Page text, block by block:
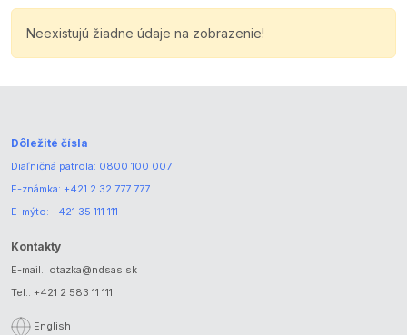
Neexistujú žiadne údaje na zobrazenie!
Dôležité čísla
Diaľničná patrola: 0800 100 007
E-známka: +421 2 32 777 777
E-mýto: +421 35 111 111
Kontakty
E-mail.: otazka@ndsas.sk
Tel.: +421 2 583 11 111
English